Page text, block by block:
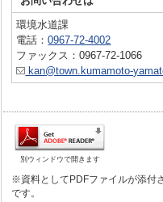
環境水道課
電話：0967-72-4002
ファックス：0967-72-1066
kan@town.kumamoto-
別ウィンドウで開きます
※資料としてPDFファイルが添付
です。